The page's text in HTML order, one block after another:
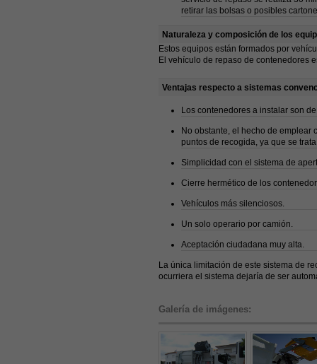
retirar las bolsas o posibles
Naturaleza y composición de los
Estos equipos están formados por
El vehículo de repaso de contenedores
Ventajas respecto a sistemas
Los contenedores a instalar son
No obstante, el hecho de
puntos de recogida, ya que se
Simplicidad con el sistema de
Cierre hermético de los
Vehículos más silenciosos.
Un solo operario por camión.
Aceptación ciudadana muy alta.
La única limitación de este sistema de
ocurriera el sistema dejaría de ser
Galería de imágenes: